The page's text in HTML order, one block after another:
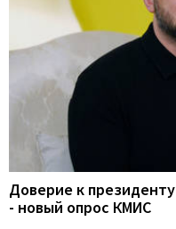
Доверие к
- новый опрос КМИС